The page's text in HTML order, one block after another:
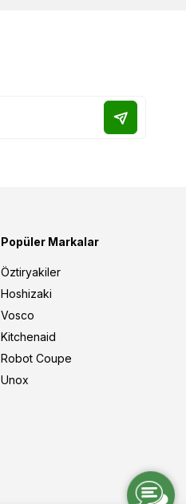
Popüler Markalar
Öztiryakiler
Hoshizaki
Vosco
Kitchenaid
Robot Coupe
Unox